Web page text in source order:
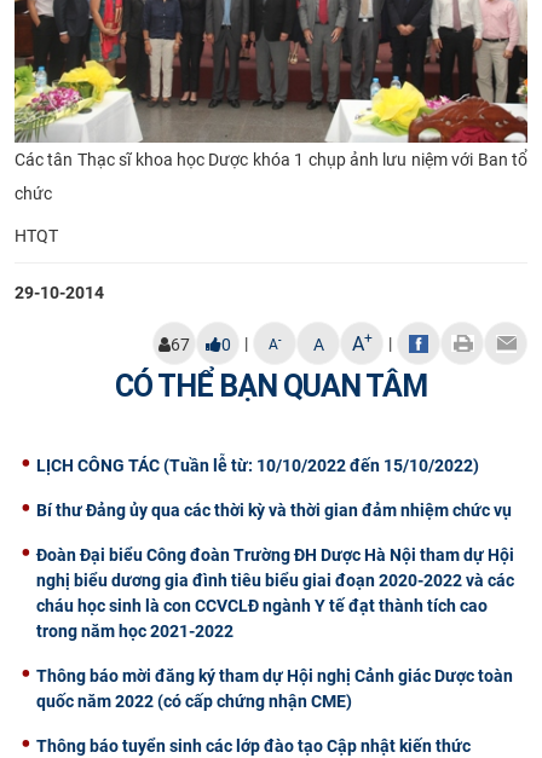
Các tân Thạc sĩ khoa học Dược khóa 1 chụp ảnh lưu niệm với Ban tổ
chức
HTQT
29-10-2014
67 0 | A- A A+ |
CÓ THỂ BẠN QUAN TÂM
LỊCH CÔNG TÁC (Tuần lễ từ: 10/10/2022 đến 15/10/2022)
Bí thư Đảng ủy qua các thời kỳ và thời gian đảm nhiệm chức vụ
Đoàn Đại biểu Công đoàn Trường ĐH Dược Hà Nội tham dự Hội
nghị biểu dương gia đình tiêu biểu giai đoạn 2020-2022 và các
cháu học sinh là con CCVCLĐ ngành Y tế đạt thành tích cao
trong năm học 2021-2022
Thông báo mời đăng ký tham dự Hội nghị Cảnh giác Dược toàn
quốc năm 2022 (có cấp chứng nhận CME)
Thông báo tuyển sinh các lớp đào tạo Cập nhật kiến thức